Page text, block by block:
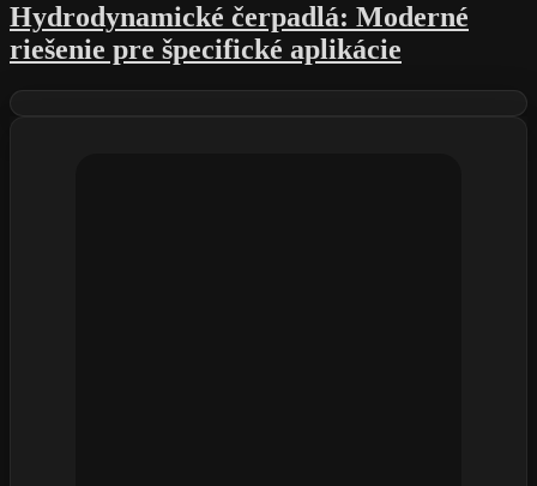
Hydrodynamické čerpadlá: Moderné
riešenie pre špecifické aplikácie